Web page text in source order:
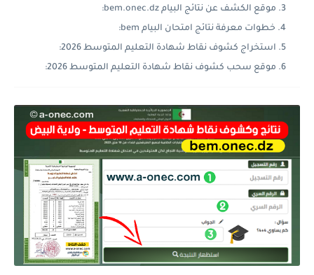
موقع الكشف عن نتائج البيام bem.onec.dz:
خطوات معرفة نتائج امتحان البيام bem:
استخراج كشوف نقاط شهادة التعليم المتوسط 2026:
موقع سحب كشوف نقاط شهادة التعليم المتوسط 2026: